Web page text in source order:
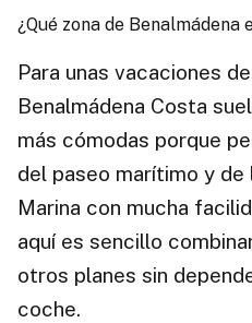
¿Qué zona de
Para unas vacaciones
Benalmádena Costa
más cómodas porque
del paseo marítimo y
Marina con mucha
aquí es sencillo
otros planes sin
coche.